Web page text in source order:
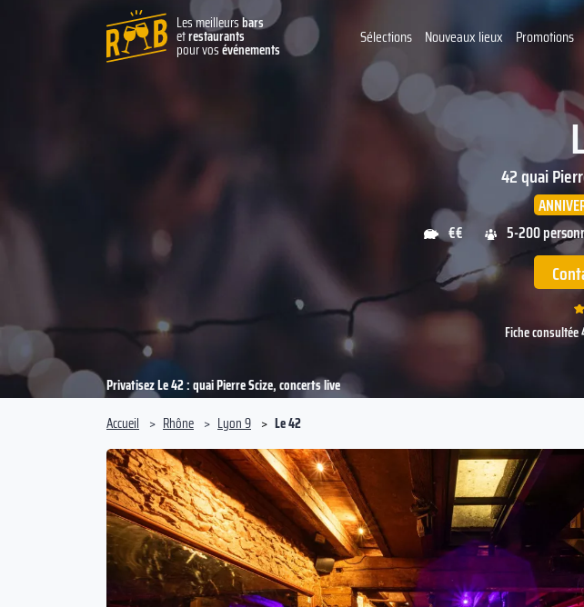
Les meilleursbars
etrestaurants
pour vosévénements
Sélections Nouveaux lieux Promotions
42 quai
€€
5-200
Fiche
Privatisez Le 42 : quai Pierre Scize, concerts live
Accueil
Rhône Lyon 9 Le 42